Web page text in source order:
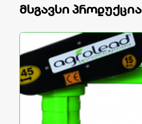
მსგავსი პროდუქცია